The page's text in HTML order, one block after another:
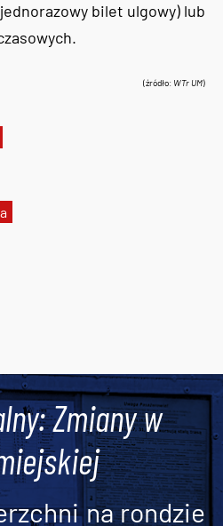
bilet ulgowy) lub
(źródło: WTr UM)
Zmiany w
na rondzie